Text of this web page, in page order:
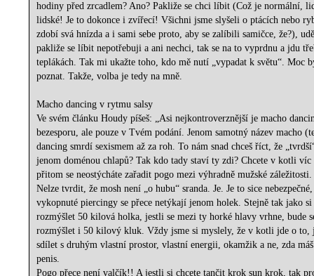
hodiny před zrcadlem? Ano? Pakliže se chci líbit (Což je normální,
lidské! Je to dokonce i zvířecí! Všichni jsme slyšeli o ptácích nebo
zdobí svá hnízda a i sami sebe proto, aby se zalíbili samičce, že?),
pakliže se líbit nepotřebuji a ani nechci, tak se na to vyprdnu a jdu
teplákách. Tak mi ukažte toho, kdo mě nutí „vypadat k světu“. Moc
poznat. Takže, volba je tedy na mně.
Macho dancing v rytmu salsy
Ve svém článku Houdy píšeš: „Asi nejkontroverznější je macho
bezesporu, ale pouze v Tvém podání. Jenom samotný název macho
dancing smrdí sexismem až za roh. To nám snad chceš říct, že
jenom doménou chlapů? Tak kdo tady staví ty zdi? Chcete v kotli víc
přitom se neostýcháte zařadit pogo mezi výhradně mužské záležitosti.
Nelze tvrdit, že mosh není „o hubu“ sranda. Je. Je to sice
vykopnuté piercingy se přece netýkají jenom holek. Stejně tak jako si
rozmýšlet 50 kilová holka, jestli se mezi ty horké hlavy vrhne, bude
rozmýšlet i 50 kilový kluk. Vždy jsme si myslely, že v kotli jde o to,
sdílet s druhým vlastní prostor, vlastní energii, okamžik a ne, zda
penis.
Pogo přece není valčík!! A jestli si chcete tančit krok sun krok, tak